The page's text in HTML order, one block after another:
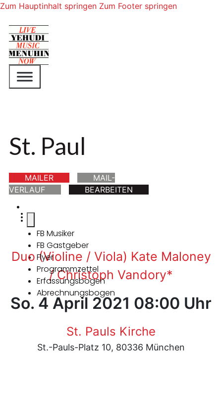
Zum Hauptinhalt springen Zum Footer springen
St. Paul
MAILER
MAIL-
VERLAUF
BEARBEITEN
FB Musiker
FB Gastgeber
Flyer
Programmzettel
Erfassungsbogen
Abrechnungsbogen
Duo (Violine / Viola) Kate Maloney
/ Christoph Vandory*
So. 4 April 2021 08:00 Uhr
St. Pauls Kirche
St.-Pauls-Platz 10, 80336 München